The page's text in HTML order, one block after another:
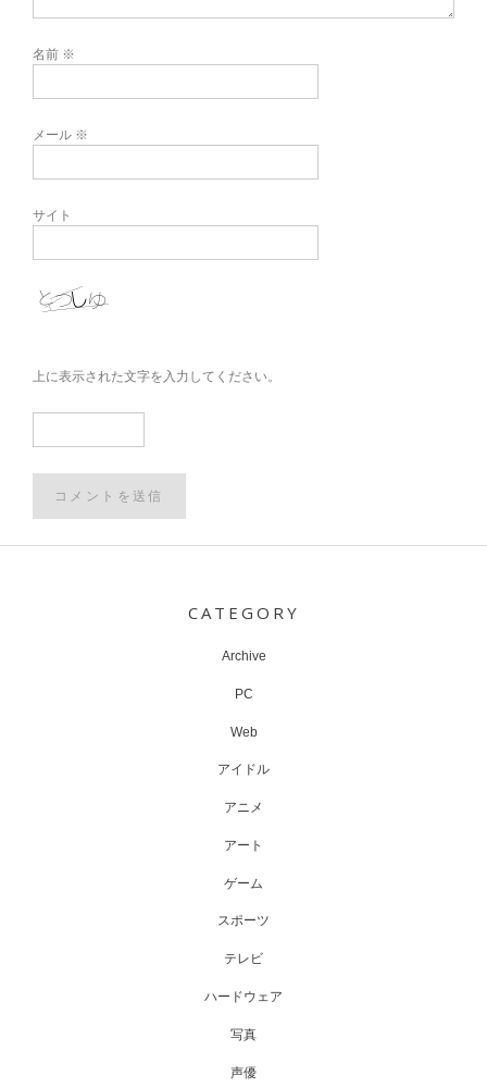
名前 ※
メール ※
サイト
上に表示された文字を入力してください。
CATEGORY
Archive
PC
Web
アイドル
アニメ
アート
ゲーム
スポーツ
テレビ
ハードウェア
写真
声優